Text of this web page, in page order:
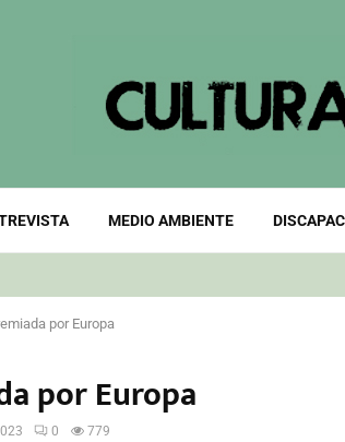
MEDIO AMBIENTE
por Europa
por Europa
0 779